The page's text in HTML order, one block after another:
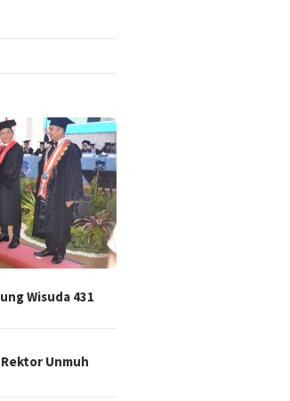
Wisuda 431
Unmuh